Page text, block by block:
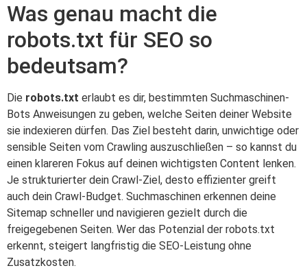
Was genau macht die
robots.txt für SEO so
bedeutsam?
Die robots.txt erlaubt es dir, bestimmten Suchmaschinen-
Bots Anweisungen zu geben, welche Seiten deiner Website
sie indexieren dürfen. Das Ziel besteht darin, unwichtige oder
sensible Seiten vom Crawling auszuschließen – so kannst du
einen klareren Fokus auf deinen wichtigsten Content lenken.
Je strukturierter dein Crawl-Ziel, desto effizienter greift
auch dein Crawl-Budget. Suchmaschinen erkennen deine
Sitemap schneller und navigieren gezielt durch die
freigegebenen Seiten. Wer das Potenzial der robots.txt
erkennt, steigert langfristig die SEO-Leistung ohne
Zusatzkosten.